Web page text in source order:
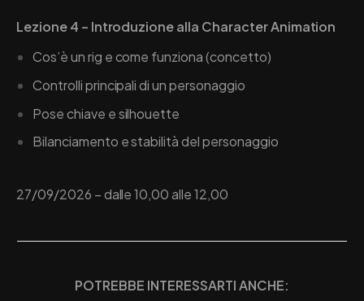
Lezione 4 – Introduzione alla Character Animation
Cos’è un rig e come funziona (concetto)
Controlli principali di un personaggio
Pose chiave e silhouette
Bilanciamento e stabilità del personaggio
27/09/2026 – dalle 10,00 alle 12,00
POTREBBE INTERESSARTI ANCHE: